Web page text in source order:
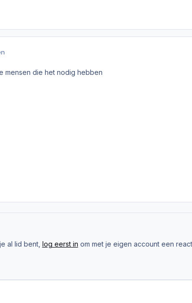
mensen die het nodig hebben
al lid bent, log eerst in om met je eigen account een